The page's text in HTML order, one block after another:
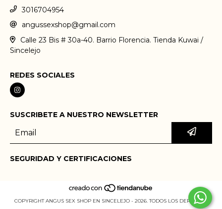
3016704954
angussexshop@gmail.com
Calle 23 Bis # 30a-40. Barrio Florencia. Tienda Kuwai /
Sincelejo
REDES SOCIALES
SUSCRIBETE A NUESTRO NEWSLETTER
SEGURIDAD Y CERTIFICACIONES
COPYRIGHT ANGUS SEX SHOP EN SINCELEJO - 2026. TODOS LOS DERECHOS